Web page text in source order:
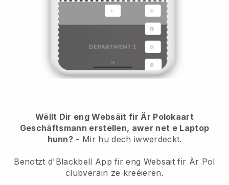
Wëllt Dir eng Websäit fir Är Polokaart
Geschäftsmann erstellen, awer net e Laptop
hunn? - Mir hu dech iwwerdeckt.
Benotzt d'Blackbell App fir eng Websäit fir Är Pol
clubveräin ze kreéieren.